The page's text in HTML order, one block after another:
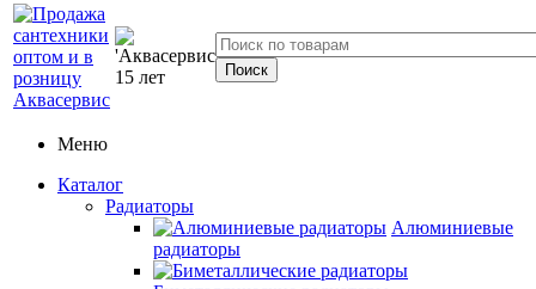
Меню
Каталог
Радиаторы
Алюминиевые
радиаторы